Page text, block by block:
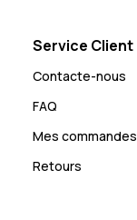
Service Client
Contacte-nous
FAQ
Mes commandes
Retours